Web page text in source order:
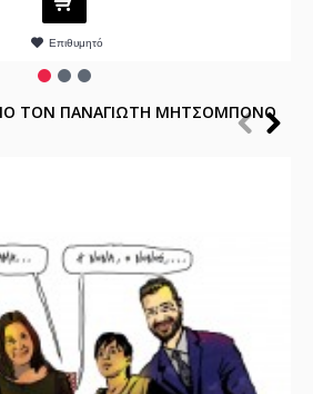
Επιθυμητό
ΤΟΝ ΠΑΝΑΓΙΩΤΗ ΜΗΤΣΟΜΠΟΝΟ